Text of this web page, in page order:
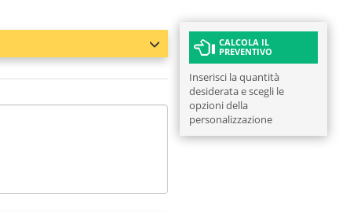
CALCOLA IL
PREVENTIVO
Inserisci la quantità
desiderata e scegli le
opzioni della
personalizzazione